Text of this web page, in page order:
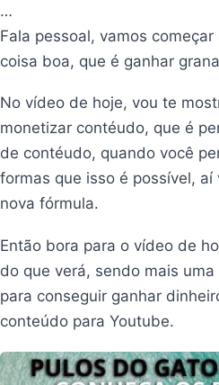
…
Fala pessoal, vamos
coisa boa, que é ganhar
No vídeo de hoje, vou te
monetizar contéudo, que é
de contéudo, quando você
formas que isso é possível,
nova fórmula.
Então bora para o vídeo de
do que verá, sendo mais
para conseguir ganhar
conteúdo para Youtube.